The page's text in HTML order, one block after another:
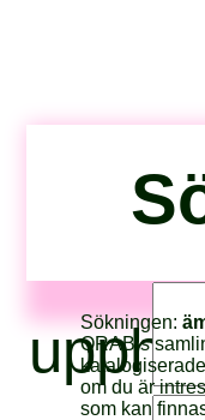
Sökningen:
QRAB:s
om du är
som kan